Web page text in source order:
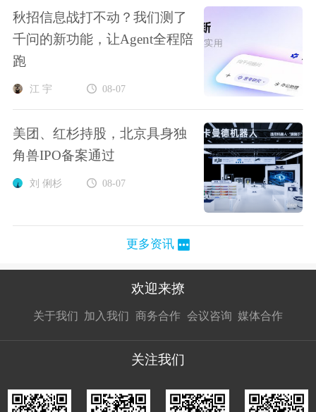
秋招信息战打不动？我们测了
千问的新功能，让Agent全程陪
跑
江 宇 08-07
美团、红杉持股，北京具身独
角兽IPO备案通过
刘 俐杉 08-07
更多资讯
欢迎来撩
关于我们 加入我们
接扔简历
商务合作
接开聊
会议咨询 媒体合作
接开聊
关注我们